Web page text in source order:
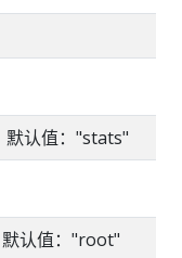
认值："stats"
认值："root"